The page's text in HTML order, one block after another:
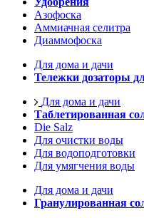
Азофоска
Аммиачная селитра
Диаммофоска
Для дома и дачи
Тележки дозаторы
Для дома и дачи
Таблетированная
Die Salz
Для очистки воды
Для водоподготовки
Для умягчения воды
Для дома и дачи
Гранулированная